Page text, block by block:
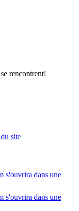
rencontrent!
site
s'ouvrira dans une
s'ouvrira dans une